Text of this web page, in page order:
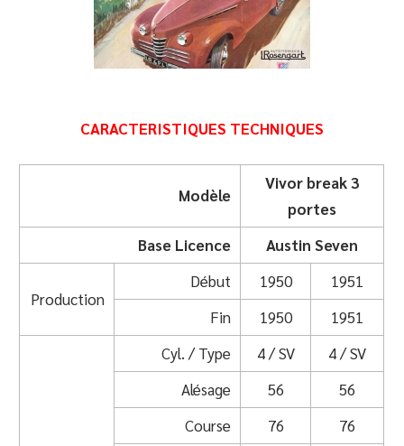
CARACTERISTIQUES TECHNIQUES
Modèle
Vivor break 3
portes
Base Licence
Austin Seven
Production
Début 1950
1951
Fin
1950 1951
Cyl. / Type 4 / SV
4 / SV
Alésage
56
56
Course
76
76